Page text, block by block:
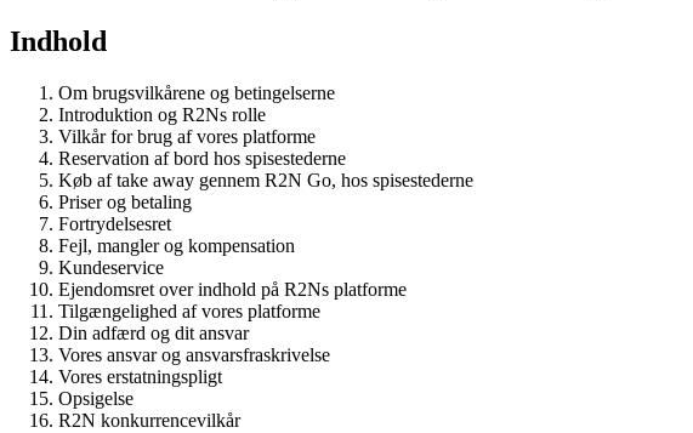
Indhold
Om brugsvilkårene og betingelserne
Introduktion og R2Ns rolle
Vilkår for brug af vores platforme
Reservation af bord hos spisestederne
Køb af take away gennem R2N Go, hos spisestederne
Priser og betaling
Fortrydelsesret
Fejl, mangler og kompensation
Kundeservice
Ejendomsret over indhold på R2Ns platforme
Tilgængelighed af vores platforme
Din adfærd og dit ansvar
Vores ansvar og ansvarsfraskrivelse
Vores erstatningspligt
Opsigelse
R2N konkurrencevilkår